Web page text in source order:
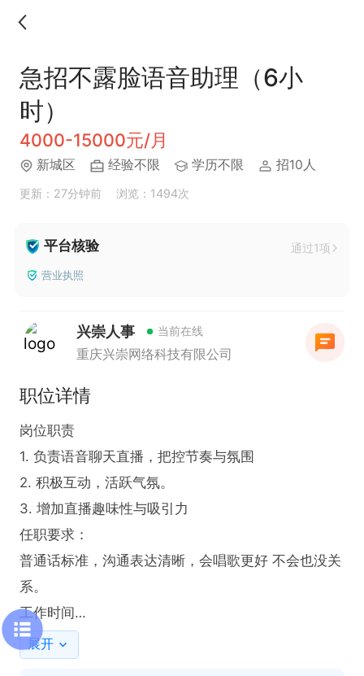
急招不露脸语音助理（6小
时）
4000-15000元/月
新城区 经验不限 学历不限 招10人
更新：27分钟前 浏览：1494次
平台核验 通过1项
营业执照
兴崇人事 当前在线
重庆兴崇网络科技有限公司
职位详情
岗位职责
1. 负责语音聊天直播，把控节奏与氛围
2. 积极互动，活跃气氛。
3. 增加直播趣味性与吸引力
任职要求：
普通话标准，沟通表达清晰，会唱歌更好 不会也没关
系。
工作时间
每天6小时，时间自由可选。
福利待遇
展开